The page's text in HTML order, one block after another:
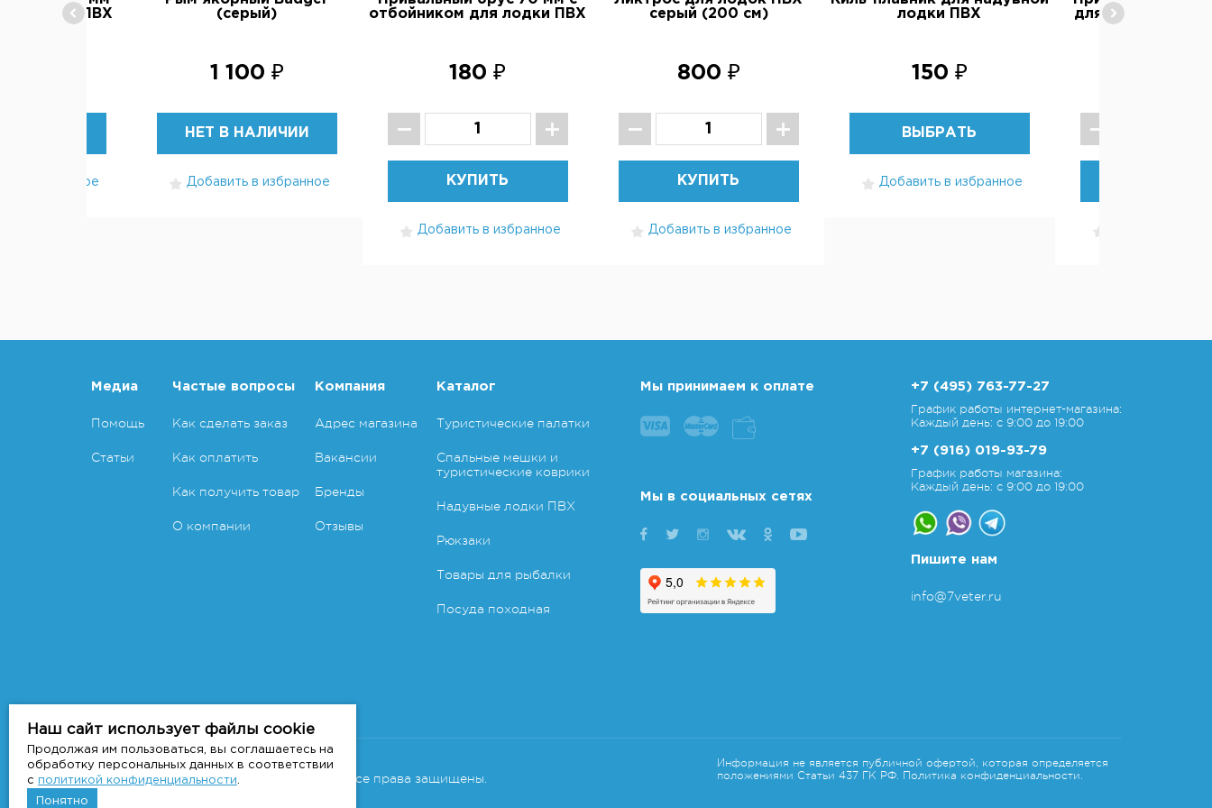
лодки ПВХ
в избранное
(серый)
1 100 ₽
НЕТ В НАЛИЧИИ
Добавить в избранное
отбойником для лодки ПВХ
180 ₽
КУПИТЬ
Добавить в избранное
серый (200 см)
800 ₽
КУПИТЬ
Добавить в избранное
лодки ПВХ
150 ₽
ВЫБРАТЬ
Добавить в избранное
для усиления
Медиа
Помощь
Статьи
Частые вопросы
Как сделать заказ
Как оплатить
Как получить товар
О компании
Компания
Адрес магазина
Вакансии
Бренды
Отзывы
Каталог
Туристические палатки
Спальные мешки и
туристические коврики
Надувные лодки ПВХ
Рюкзаки
Товары для рыбалки
Посуда походная
Мы принимаем к оплате
Мы в социальных сетях
+7 (495) 763-77-27
График работы интернет-магазина:
Каждый день: с 9:00 до 19:00
+7 (916) 019-93-79
График работы магазина:
Каждый день: с 9:00 до 19:00
Пишите нам
info@7veter.ru
Copyright 2011-2026 © 7veter.ru
Интернет-магазин "На Семи Ветрах". Все права защищены.
Информация не является публичной офертой, которая определяется
положениями Статьи 437 ГК РФ. Политика конфиденциальности.
Наш сайт использует файлы cookie
Продолжая им пользоваться, вы соглашаетесь на
обработку персональных данных в соответствии
с политикой конфиденциальности
Понятно